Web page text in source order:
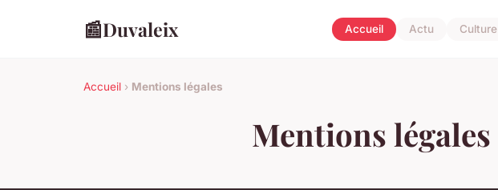
📰Duvaleix Accueil Actu Culture
Accueil › Mentions légales
Mentions légales